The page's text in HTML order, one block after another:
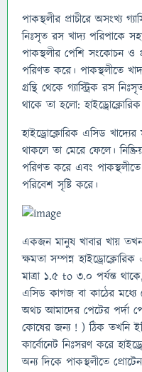
পাকস্থলীর প্রাচীরে অসংখ্য
নিঃসৃত রস খাদ্য পরিপাকে
পাকস্থলীর পেশি সংকোচন ও
পরিণত করে। পাকস্থলীতে
গ্রন্থি থেকে গ্যাস্ট্রিক রস
থাকে তা হলো:
হাইড্রোক্লোরিক এসিড খাদ্যের
থাকলে তা মেরে ফেলে।
পরিণত করে এবং
পরিবেশ সৃষ্টি করে।
একজন মানুষ খাবার খায়
ক্ষমতা সম্পন্ন
মাত্রা 1.5 to 3.0 পর্যন্ত
এসিড কাগজ বা কাঠের মধ্যে
অথচ আমাদের পেটের পর্দা
কোষের জন্য ! ) ঠিক তখনি
কার্বোনেট নিঃসরণ করে
অন্য দিকে পাকস্থলীতে